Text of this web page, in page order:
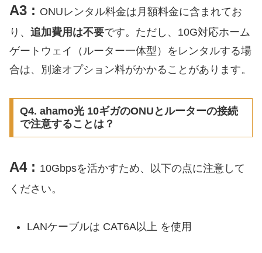
A3 : ONUレンタル料金は月額料金に含まれてお
り、 追加費用は不要です。ただし、10G対応ホーム
ゲートウェイ（ルーター一体型）をレンタルする場
合は、別途オプション料がかかることがあります。
Q4. ahamo光 10ギガのONUとルーターの接続
で注意することは？
A4 : 10Gbpsを活かすため、以下の点に注意して
ください。
LANケーブルは CAT6A以上 を使用